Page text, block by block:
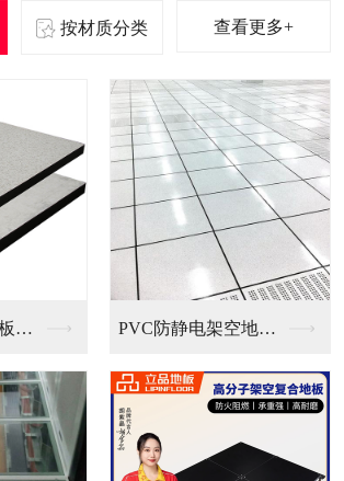
按材质分类 查看更多+
PVC防静电架空地板... 全钢无边防静电地板